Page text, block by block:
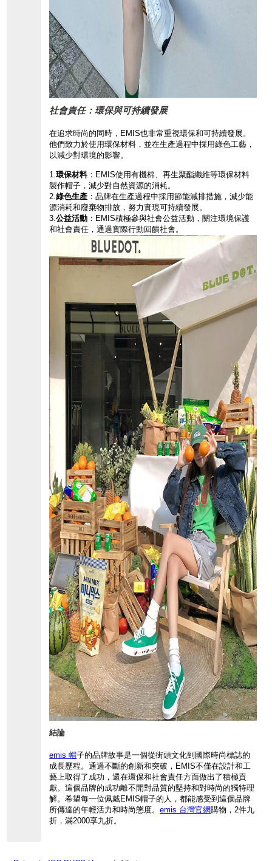
社會責任：環保與可持續發展
在追求時尚的同時， EMIS也非常重視環保和可持續發展。
他們致力於使用環保材料，並在生產過程中採用綠色工藝，
以減少對環境的影響。
1.環保材料： EMIS使用有機棉、再生聚酯纖維等環保材料
製作帽子，減少對自然資源的消耗。
2.綠色生產 ：品牌在生產過程中採用節能減排措施 ，減少能
源消耗和廢棄物排放，努力實現可持續發展。
3.公益活動 ： EMIS積極參與社會公益活動，關注環境保護
和社會責任，通過實際行動回饋社會。
結論
emis 帽子的品牌故事是一個從街頭文化到國際時尚標誌的
成長歷程。通過不斷的創新和突破， EMIS不僅在設計和工
藝上取得了 成功，還在環保和社會責任方面做出了積極貢
獻。這個品牌的成功離不開對品質的堅持和對時尚的獨特理
解。希望每一位佩戴EMIS帽子的人，都能感受到這個品牌
所傳達的年輕活力和時尚態度。emis 台灣官網購物，2件九
折，滿2000享九折。